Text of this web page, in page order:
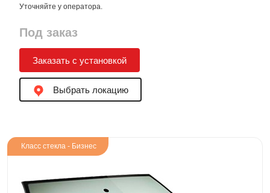
Уточняйте у оператора.
Под заказ
Заказать с установкой
Выбрать локацию
Класс стекла - Бизнес